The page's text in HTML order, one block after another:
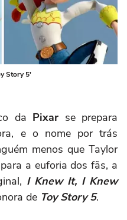
Story 5'
da Pixar se prepara
e o nome por trás
menos que Taylor
a euforia dos fãs, a
I Knew It, I Knew
de Toy Story 5.